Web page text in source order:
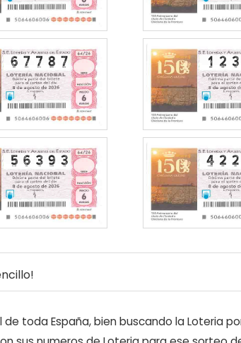
toda España, bien buscando la Loteria